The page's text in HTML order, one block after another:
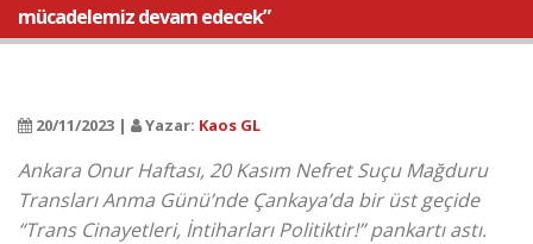
mücadelemiz devam edecek”
20/11/2023 | Yazar: Kaos GL
Ankara Onur Haftası, 20 Kasım Nefret Suçu Mağduru
Transları Anma Günü’nde Çankaya’da bir üst geçide
“Trans Cinayetleri, İntiharları Politiktir!” pankartı astı.